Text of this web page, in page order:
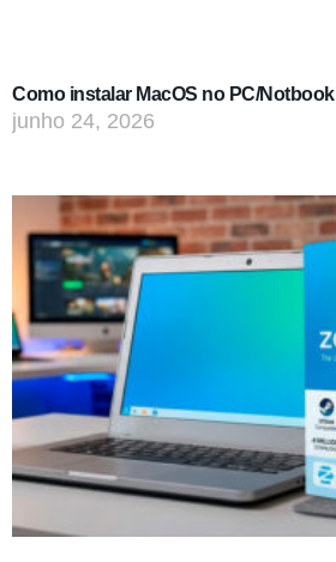
Como instalar MacOS no PC/Notbook
junho 24, 2026